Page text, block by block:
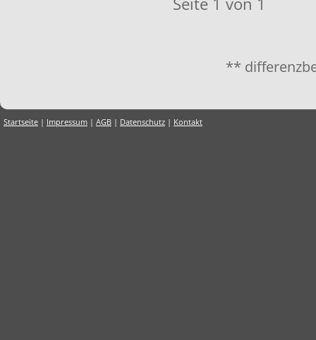
**
Startseite | Impressum | AGB | Datenschutz | Kontakt